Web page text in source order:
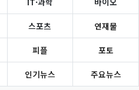
스포츠 연재물
피플 포토
인기뉴스 주요뉴스